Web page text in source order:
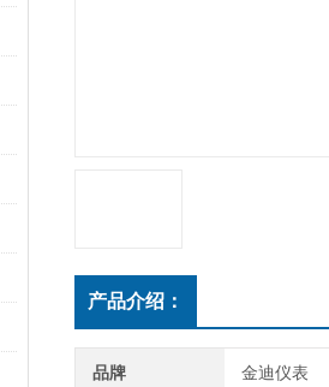
产品介绍：
品牌 金迪仪表